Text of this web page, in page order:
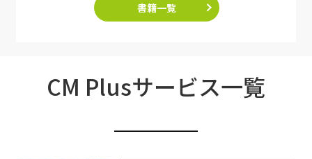
書籍一覧
CM Plusサービス一覧